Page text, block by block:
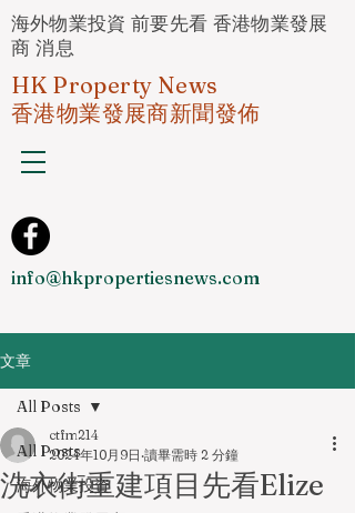
海外物業投資 前要先看 香港物業發展
商 消息
HK Property News
香港物業發展商新聞發佈
info@hkpropertiesnews.com
文章
All Posts
海外物業投資
All Posts
洗衣街重建項目先看Elize
ctfm214
2024年10月9日 讀畢需時 2 分鐘